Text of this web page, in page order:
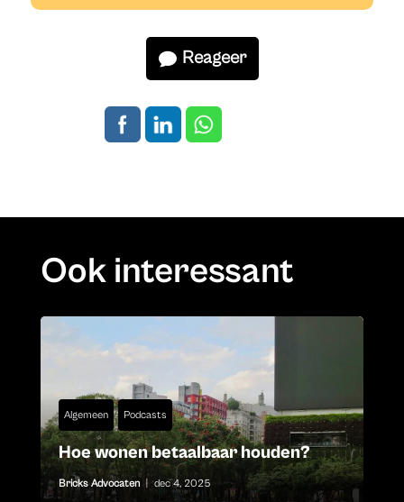
Reageer
Ook interessant
Algemeen Podcasts
Hoe wonen betaalbaar houden?
Bricks Advocaten | dec 4, 2025